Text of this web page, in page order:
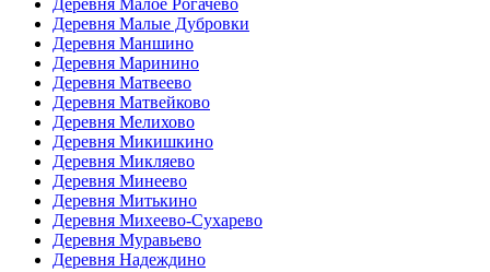
Деревня Малое Рогачево
Деревня Малые Дубровки
Деревня Маншино
Деревня Маринино
Деревня Матвеево
Деревня Матвейково
Деревня Мелихово
Деревня Микишкино
Деревня Микляево
Деревня Минеево
Деревня Митькино
Деревня Михеево-Сухарево
Деревня Муравьево
Деревня Надеждино